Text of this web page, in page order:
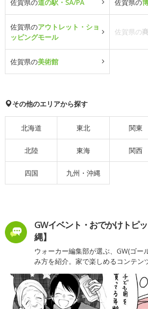
佐賀県の道の駅・SA/PA 佐賀県の
佐賀県のアウトレット・ショ
ッピングモール
佐賀県の
佐賀県の美術館
その他のエリアから探す
北海道 東北 関東
北陸 東海 関西
四国 九州・沖縄
GWイベント・おでかけトピ
縄】
ウォーカー編集部が選ぶ、GW(ゴー
み方を紹介。家で楽しめるコンテン